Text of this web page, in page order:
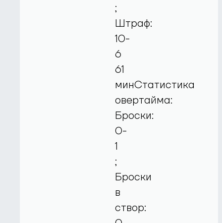
;
Штраф:
10-
6
61
минСтатистика
овертайма:
Броски:
0-
1
;
Броски
в
створ: